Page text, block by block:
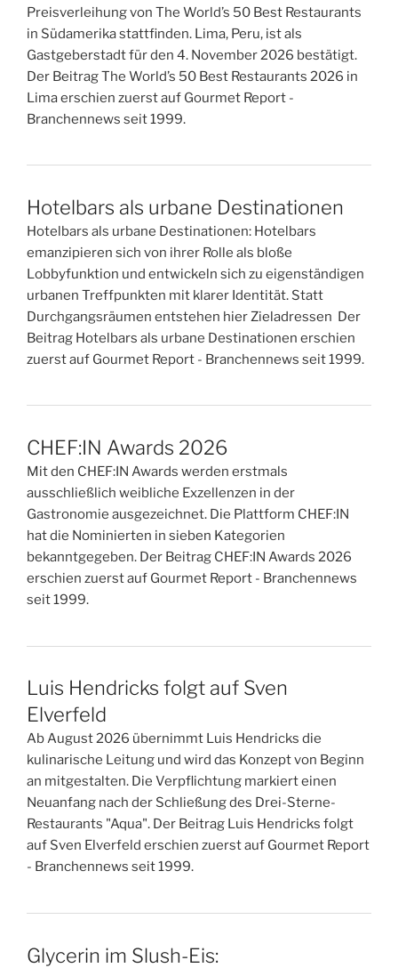
Preisverleihung von The World’s 50 Best Restaurants
in Südamerika stattfinden. Lima, Peru, ist als
Gastgeberstadt für den 4. November 2026 bestätigt.
Der Beitrag The World’s 50 Best Restaurants 2026 in
Lima erschien zuerst auf Gourmet Report -
Branchennews seit 1999.
Hotelbars als urbane Destinationen
Hotelbars als urbane Destinationen: Hotelbars
emanzipieren sich von ihrer Rolle als bloße
Lobbyfunktion und entwickeln sich zu eigenständigen
urbanen Treffpunkten mit klarer Identität. Statt
Durchgangsräumen entstehen hier Zieladressen Der
Beitrag Hotelbars als urbane Destinationen erschien
zuerst auf Gourmet Report - Branchennews seit 1999.
CHEF:IN Awards 2026
Mit den CHEF:IN Awards werden erstmals
ausschließlich weibliche Exzellenzen in der
Gastronomie ausgezeichnet. Die Plattform CHEF:IN
hat die Nominierten in sieben Kategorien
bekanntgegeben. Der Beitrag CHEF:IN Awards 2026
erschien zuerst auf Gourmet Report - Branchennews
seit 1999.
Luis Hendricks folgt auf Sven
Elverfeld
Ab August 2026 übernimmt Luis Hendricks die
kulinarische Leitung und wird das Konzept von Beginn
an mitgestalten. Die Verpflichtung markiert einen
Neuanfang nach der Schließung des Drei-Sterne-
Restaurants "Aqua". Der Beitrag Luis Hendricks folgt
auf Sven Elverfeld erschien zuerst auf Gourmet Report
- Branchennews seit 1999.
Glycerin im Slush-Eis: